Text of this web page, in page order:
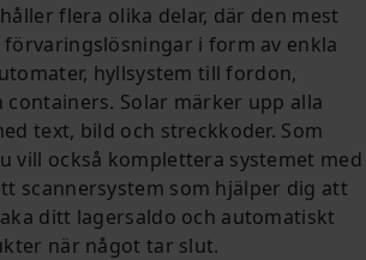
flera olika delar, där den mest
i form av enkla
hyllsystem till fordon,
containers. Solar märker upp alla
text, bild och streckkoder. Som
vill också komplettera systemet med
scannersystem som hjälper dig att
ditt lagersaldo och automatiskt
när något tar slut.